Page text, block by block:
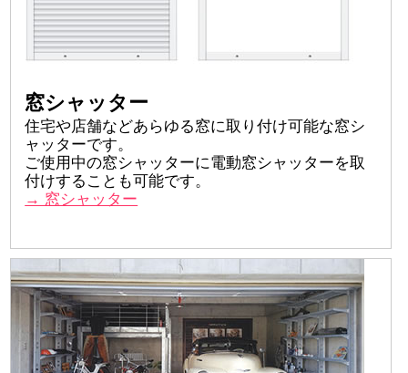
窓シャッター
住宅や店舗などあらゆる窓に取り付け可能な窓シ
ャッターです。
ご使用中の窓シャッターに電動窓シャッターを取
付けすることも可能です。
→ 窓シャッター